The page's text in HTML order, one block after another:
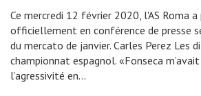
Ce mercredi 12 février 2020, l'AS Roma
officiellement en conférence de presse
du mercato de janvier. Carles Perez Les
championnat espagnol. «Fonseca
l’agressivité en…